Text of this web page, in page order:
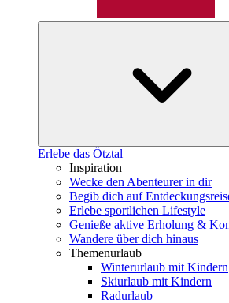
Erlebe das Ötztal
Inspiration
Wecke den Abenteurer in dir
Begib dich auf
Erlebe sportlichen Lifestyle
Genieße aktive Erholung &
Wandere über dich hinaus
Themenurlaub
Winterurlaub mit Kindern
Skiurlaub mit Kindern
Radurlaub